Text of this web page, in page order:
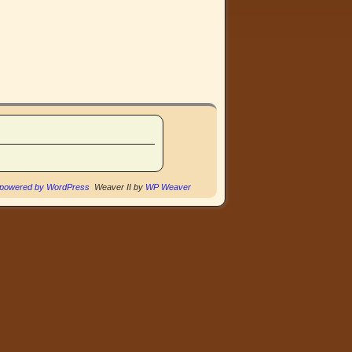
by WordPress Weaver II by WP Weaver